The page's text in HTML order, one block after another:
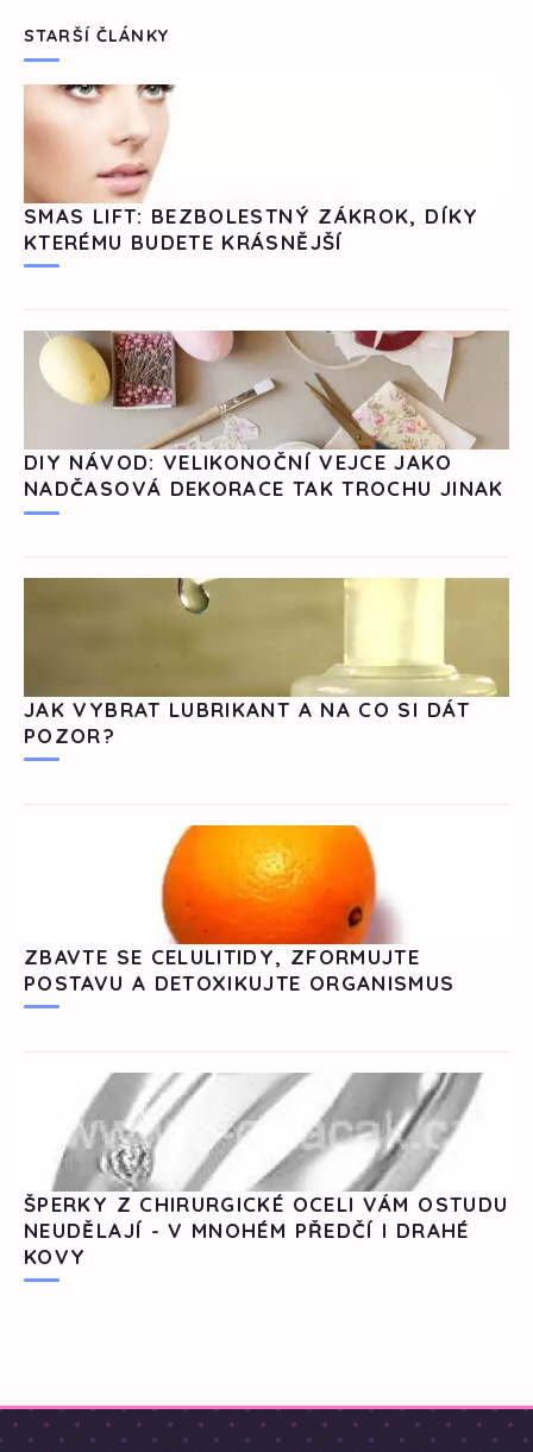
STARŠÍ ČLÁNKY
SMAS LIFT: BEZBOLESTNÝ ZÁKROK, DÍKY
KTERÉMU BUDETE KRÁSNĚJŠÍ
DIY NÁVOD: VELIKONOČNÍ VEJCE JAKO
NADČASOVÁ DEKORACE TAK TROCHU JINAK
JAK VYBRAT LUBRIKANT A NA CO SI DÁT
POZOR?
ZBAVTE SE CELULITIDY, ZFORMUJTE
POSTAVU A DETOXIKUJTE ORGANISMUS
ŠPERKY Z CHIRURGICKÉ OCELI VÁM OSTUDU
NEUDĚLAJÍ - V MNOHÉM PŘEDČÍ I DRAHÉ
KOVY